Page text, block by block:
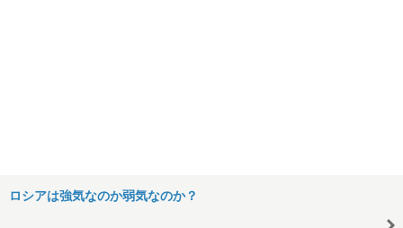
ロシアは強気なのか弱気なのか？